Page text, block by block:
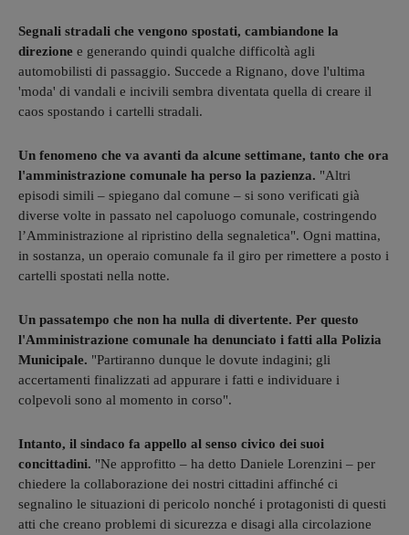
Segnali stradali che vengono spostati, cambiandone la
direzione e generando quindi qualche difficoltà agli
automobilisti di passaggio. Succede a Rignano, dove l'ultima
'moda' di vandali e incivili sembra diventata quella di creare il
caos spostando i cartelli stradali.
Un fenomeno che va avanti da alcune settimane, tanto che ora
l'amministrazione comunale ha perso la pazienza. "Altri
episodi simili – spiegano dal comune – si sono verificati già
diverse volte in passato nel capoluogo comunale, costringendo
l’Amministrazione al ripristino della segnaletica". Ogni mattina,
in sostanza, un operaio comunale fa il giro per rimettere a posto i
cartelli spostati nella notte.
Un passatempo che non ha nulla di divertente. Per questo
l'Amministrazione comunale ha denunciato i fatti alla Polizia
Municipale. "Partiranno dunque le dovute indagini; gli
accertamenti finalizzati ad appurare i fatti e individuare i
colpevoli sono al momento in corso".
Intanto, il sindaco fa appello al senso civico dei suoi
concittadini. "Ne approfitto – ha detto Daniele Lorenzini – per
chiedere la collaborazione dei nostri cittadini affinché ci
segnalino le situazioni di pericolo nonché i protagonisti di questi
atti che creano problemi di sicurezza e disagi alla circolazione